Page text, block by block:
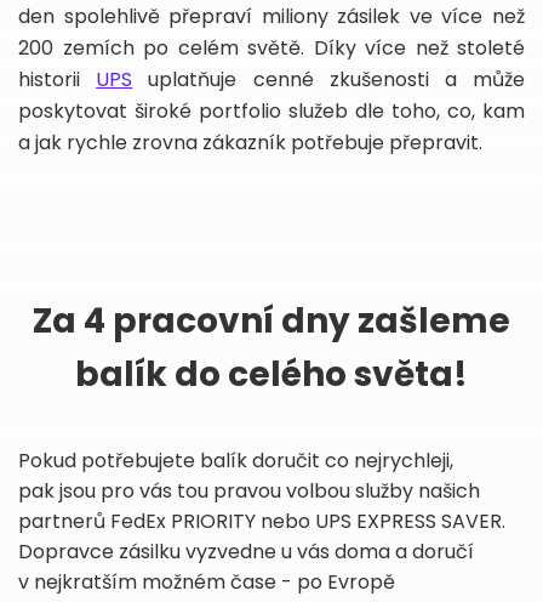
den spolehlivě přepraví miliony zásilek ve více než
200 zemích po celém světě. Díky více než stoleté
historii UPS uplatňuje cenné zkušenosti a může
poskytovat široké portfolio služeb dle toho, co, kam
a jak rychle zrovna zákazník potřebuje přepravit.
Za 4 pracovní dny zašleme
balík do celého světa!
Pokud potřebujete balík doručit co nejrychleji,
pak jsou pro vás tou pravou volbou služby našich
partnerů FedEx PRIORITY nebo UPS EXPRESS SAVER.
Dopravce zásilku vyzvedne u vás doma a doručí
v nejkratším možném čase - po Evropě